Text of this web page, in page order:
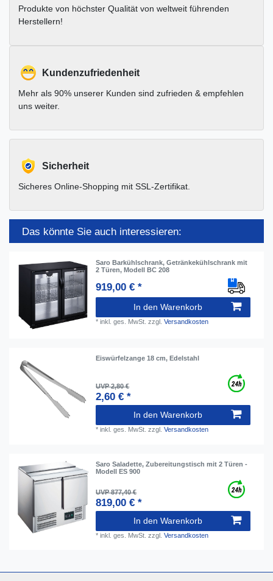
Produkte von höchster Qualität von weltweit führenden
Herstellern!
Kundenzufriedenheit
Mehr als 90% unserer Kunden sind zufrieden & empfehlen
uns weiter.
Sicherheit
Sicheres Online-Shopping mit SSL-Zertifikat.
Das könnte Sie auch interessieren:
Saro Barkühlschrank, Getränkekühlschrank mit
2 Türen, Modell BC 208
919,00 € *
In den Warenkorb
*inkl. ges. MwSt. zzgl.Versandkosten
Eiswürfelzange 18 cm, Edelstahl
UVP 2,80 €
2,60 € *
In den Warenkorb
*inkl. ges. MwSt. zzgl.Versandkosten
Saro Saladette, Zubereitungstisch mit 2 Türen -
Modell ES 900
UVP 877,40 €
819,00 € *
In den Warenkorb
*inkl. ges. MwSt. zzgl.Versandkosten